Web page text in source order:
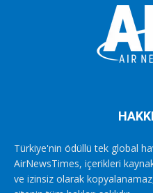
Türkiye'nin ödüllü tek global
AirNewsTimes, içerikleri
ve izinsiz olarak